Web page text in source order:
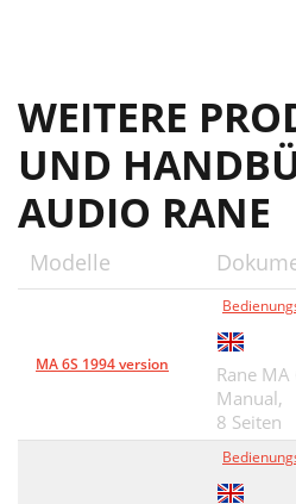
WEITERE
UND
AUDIO RANE
Modelle
MA 6S 1994 version
Rane
Manual,
8 Seiten